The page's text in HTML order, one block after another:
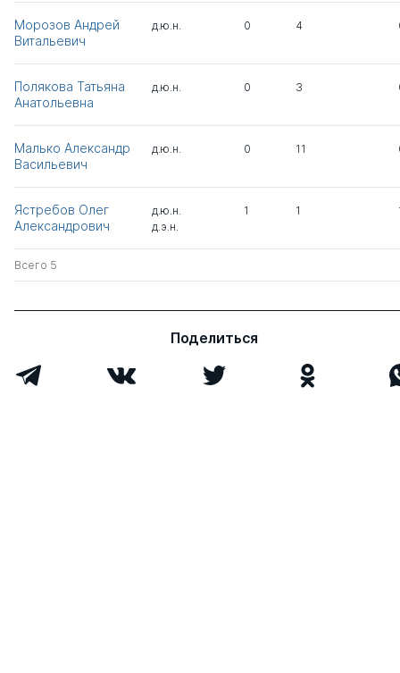
Морозов Андрей
Витальевич
д.ю.н. 0 4
Полякова Татьяна
Анатольевна
д.ю.н. 0 3
Малько Александр
Васильевич
д.ю.н. 0 11
Ястребов Олег
Александрович
д.ю.н.
д.э.н.
1 1
Всего 5
Поделиться